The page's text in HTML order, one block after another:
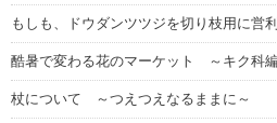
もしも、ドウダンツツジを切り枝用に営
酷暑で変わる花のマーケット ～キク科
杖について ～つえつえなるままに～